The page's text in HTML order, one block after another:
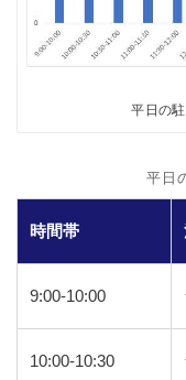
平日の
平日
時間帯
9:00-10:00
10:00-10:30